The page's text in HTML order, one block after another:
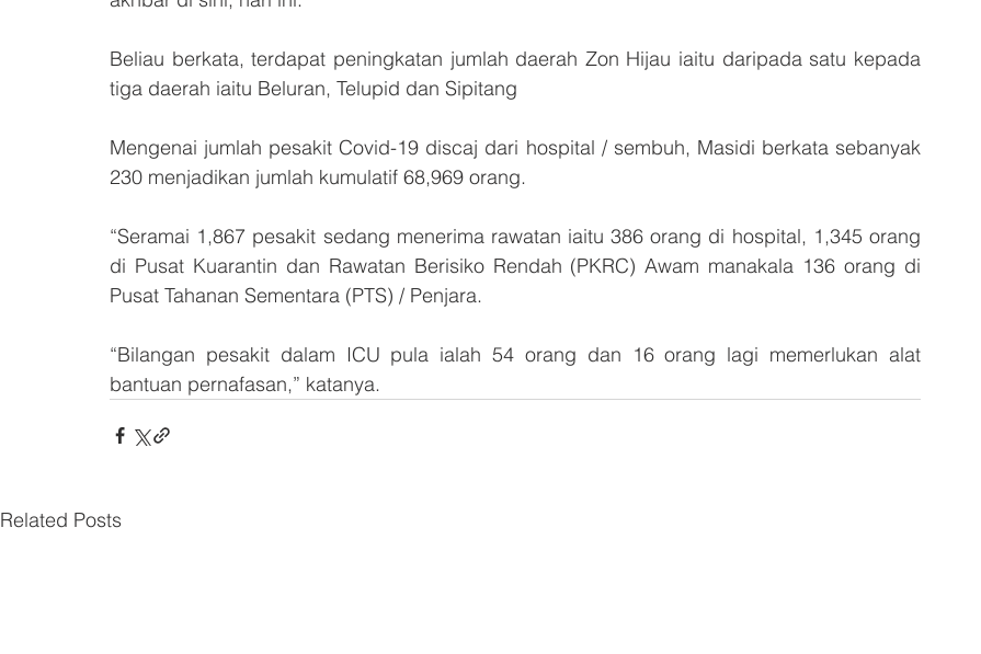
Beliau berkata, terdapat peningkatan jumlah daerah Zon Hijau iaitu daripada satu kepada
tiga daerah iaitu Beluran, Telupid dan Sipitang
Mengenai jumlah pesakit Covid-19 discaj dari hospital / sembuh, Masidi berkata sebanyak
230 menjadikan jumlah kumulatif 68,969 orang.
“Seramai 1,867 pesakit sedang menerima rawatan iaitu 386 orang di hospital, 1,345 orang
di Pusat Kuarantin dan Rawatan Berisiko Rendah (PKRC) Awam manakala 136 orang di
Pusat Tahanan Sementara (PTS) / Penjara.
“Bilangan pesakit dalam ICU pula ialah 54 orang dan 16 orang lagi memerlukan alat
bantuan pernafasan,” katanya.
Related Posts